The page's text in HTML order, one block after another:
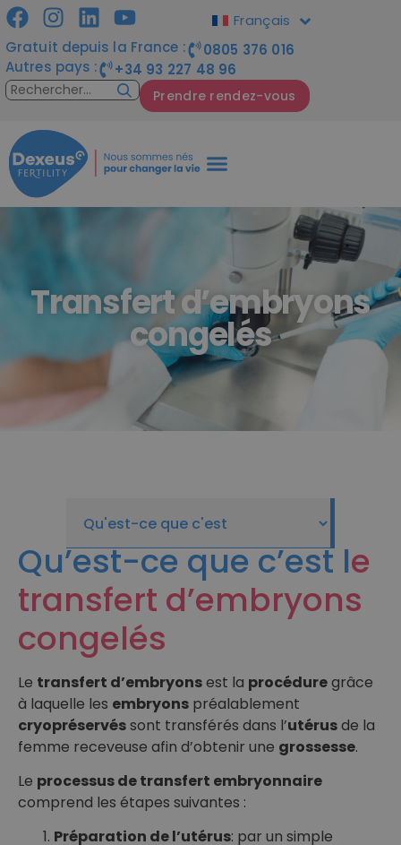
Gratuit depuis la France :
0805 376 016
Autres pays :
+34 93 227 48 96
Prendre rendez-vous
Français
Transfert d’embryons
congelés
Qu’est-ce que c’est le
transfert d’embryons
congelés
Le transfert d’embryonsest la procéduregrâce
à laquelle les embryons préalablement
cryopréservéssont transférés dans l’utérusde la
femme receveuse afin d’obtenir une grossesse.
Le processus de transfert embryonnaire
comprend les étapes suivantes :
Préparation de l’utérus: par un simple